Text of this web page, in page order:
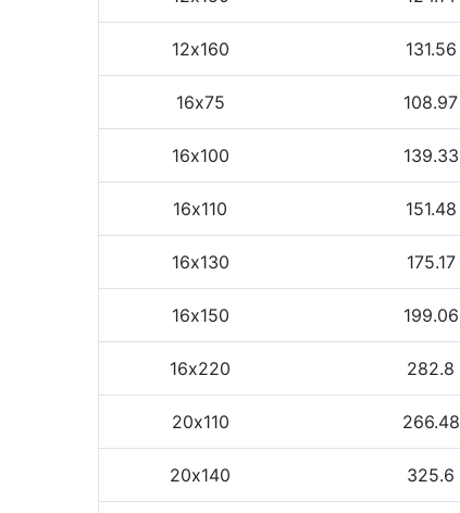
12х160 131.56
16х75 108.97
16х100 139.33
16х110 151.48
16х130 175.17
16х150 199.06
16х220 282.8
20х110 266.48
20х140 325.6